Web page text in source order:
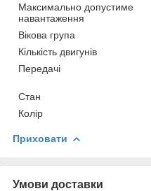
Максимально допустиме
навантаження
Вікова група
Кількість двигунів
Передачі
Стан
Колір
Приховати
Умови доставки